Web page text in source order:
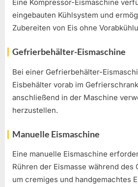
Eine Kompressor-Eismaschine
eingebauten Kühlsystem und
Zubereiten von Eis ohne
Gefrierbehälter-Eismaschine
Bei einer Gefrierbehälter-
Eisbehälter vorab im
anschließend in der Maschine
herzustellen.
Manuelle Eismaschine
Eine manuelle Eismaschine
Rühren der Eismasse während des
um cremiges und handgemachtes